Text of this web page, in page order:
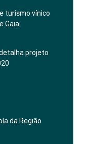
turismo vínico
Gaia
projeto
da Região